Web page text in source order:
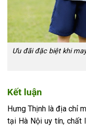
Ưu đãi đặc biệt khi
Kết luận
Hưng Thịnh là địa chỉ
tại Hà Nội uy tín, chất